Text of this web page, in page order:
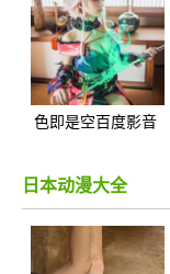
色即是空百度影音
日本动漫大全